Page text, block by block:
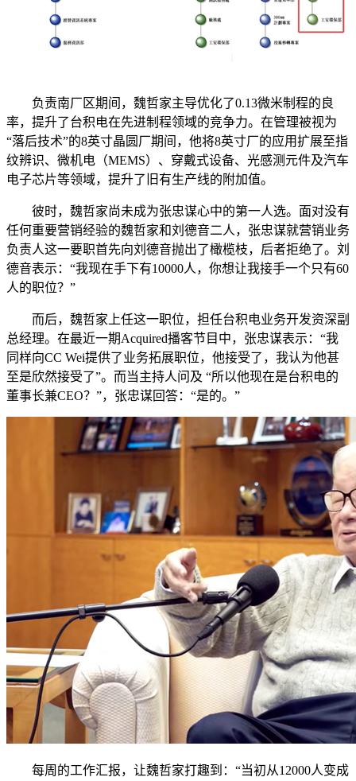
负责南厂区期间，魏哲家主导优化了0.13微米制程的良
率，提升了台积电在先进制程领域的竞争力。在管理被视为
“落后技术”的8英寸晶圆厂期间，他将8英寸厂的应用扩展至指
纹辨识、微机电（MEMS）、穿戴式设备、光感测元件及汽车
电子芯片等领域，提升了旧有生产线的附加值。
彼时，魏哲家尚未成为张忠谋心中的第一人选。面对没有
任何重要营销经验的魏哲家和刘德音二人，张忠谋就营销业务
负责人这一要职首先向刘德音抛出了橄榄枝，后者拒绝了。刘
德音表示：“我现在手下有10000人，你想让我接手一个只有60
人的职位？”
而后，魏哲家上任这一职位，担任台积电业务开发资深副
总经理。在最近一期Acquired播客节目中，张忠谋表示：“我
同样向CC Wei提供了业务拓展职位，他接受了，我认为他甚
至是欣然接受了”。而当主持人问及 “所以他现在是台积电的
董事长兼CEO？”，张忠谋回答：“是的。”
每周的工作汇报，让魏哲家打趣到：“当初从12000人变成